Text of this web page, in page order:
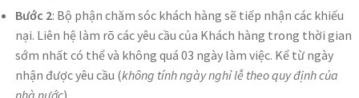
Bước 2: Bộ phận chăm sóc khách hàng sẽ tiếp nhận các khiếu
nại. Liên hệ làm rõ các yêu cầu của Khách hàng trong thời gian
sớm nhất có thể và không quá 03 ngày làm việc. Kể từ ngày
nhận được yêu cầu (không tính ngày nghỉ lễ theo quy định của